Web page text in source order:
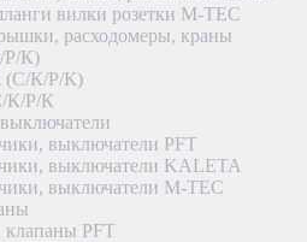
вилки розетки M-TEC
расходомеры, краны
Р/К)
(С/К/Р/К)
К/Р/К
выключатели PFT
выключатели KALETA
выключатели M-TEC
клапаны PFT